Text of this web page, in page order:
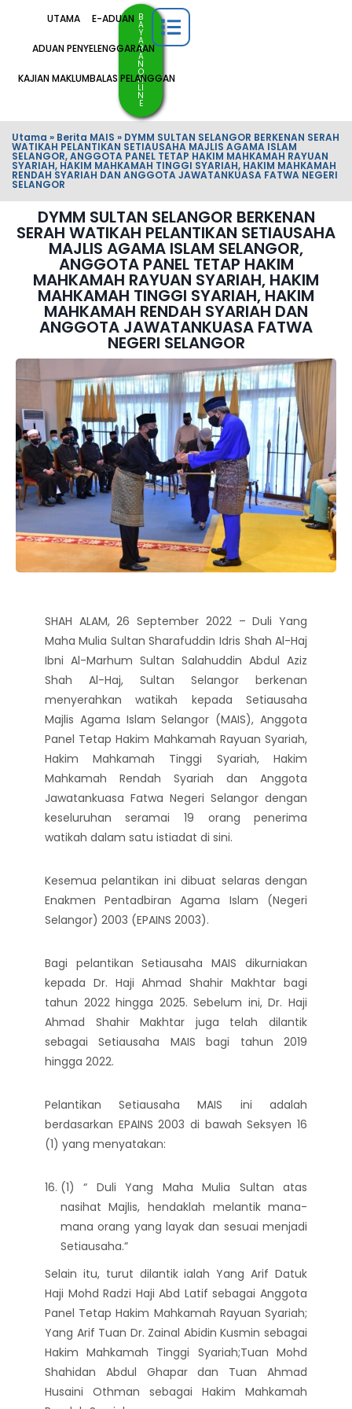
UTAMA E-ADUAN
ADUAN PENYELENGGARAAN
KAJIAN MAKLUMBALAS PELANGGAN
B
A
Y
A
R
A
N
O
N
LI
N
E
Utama » Berita MAIS » DYMM SULTAN SELANGOR BERKENAN SERAH
WATIKAH PELANTIKAN SETIAUSAHA MAJLIS AGAMA ISLAM
SELANGOR, ANGGOTA PANEL TETAP HAKIM MAHKAMAH RAYUAN
SYARIAH, HAKIM MAHKAMAH TINGGI SYARIAH, HAKIM MAHKAMAH
RENDAH SYARIAH DAN ANGGOTA JAWATANKUASA FATWA NEGERI
SELANGOR
DYMM SULTAN SELANGOR BERKENAN
SERAH WATIKAH PELANTIKAN SETIAUSAHA
MAJLIS AGAMA ISLAM SELANGOR,
ANGGOTA PANEL TETAP HAKIM
MAHKAMAH RAYUAN SYARIAH, HAKIM
MAHKAMAH TINGGI SYARIAH, HAKIM
MAHKAMAH RENDAH SYARIAH DAN
ANGGOTA JAWATANKUASA FATWA
NEGERI SELANGOR
SHAH ALAM, 26 September 2022 – Duli Yang
Maha Mulia Sultan Sharafuddin Idris Shah Al-Haj
Ibni Al-Marhum Sultan Salahuddin Abdul Aziz
Shah Al-Haj, Sultan Selangor berkenan
menyerahkan watikah kepada Setiausaha
Majlis Agama Islam Selangor (MAIS), Anggota
Panel Tetap Hakim Mahkamah Rayuan Syariah,
Hakim Mahkamah Tinggi Syariah, Hakim
Mahkamah Rendah Syariah dan Anggota
Jawatankuasa Fatwa Negeri Selangor dengan
keseluruhan seramai 19 orang penerima
watikah dalam satu istiadat di sini.
Kesemua pelantikan ini dibuat selaras dengan
Enakmen Pentadbiran Agama Islam (Negeri
Selangor) 2003 (EPAINS 2003).
Bagi pelantikan Setiausaha MAIS dikurniakan
kepada Dr. Haji Ahmad Shahir Makhtar bagi
tahun 2022 hingga 2025. Sebelum ini, Dr. Haji
Ahmad Shahir Makhtar juga telah dilantik
sebagai Setiausaha MAIS bagi tahun 2019
hingga 2022.
Pelantikan Setiausaha MAIS ini adalah
berdasarkan EPAINS 2003 di bawah Seksyen 16
(1) yang menyatakan:
(1) “ Duli Yang Maha Mulia Sultan atas
nasihat Majlis, hendaklah melantik mana-
mana orang yang layak dan sesuai menjadi
Setiausaha.”
Selain itu, turut dilantik ialah Yang Arif Datuk
Haji Mohd Radzi Haji Abd Latif sebagai Anggota
Panel Tetap Hakim Mahkamah Rayuan Syariah;
Yang Arif Tuan Dr. Zainal Abidin Kusmin sebagai
Hakim Mahkamah Tinggi Syariah;Tuan Mohd
Shahidan Abdul Ghapar dan Tuan Ahmad
Husaini Othman sebagai Hakim Mahkamah